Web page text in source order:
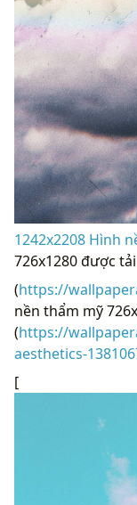
1242x2208 Hình
726x1280 được
(https://
nền thẩm mỹ
(https://
aesthetics-
[